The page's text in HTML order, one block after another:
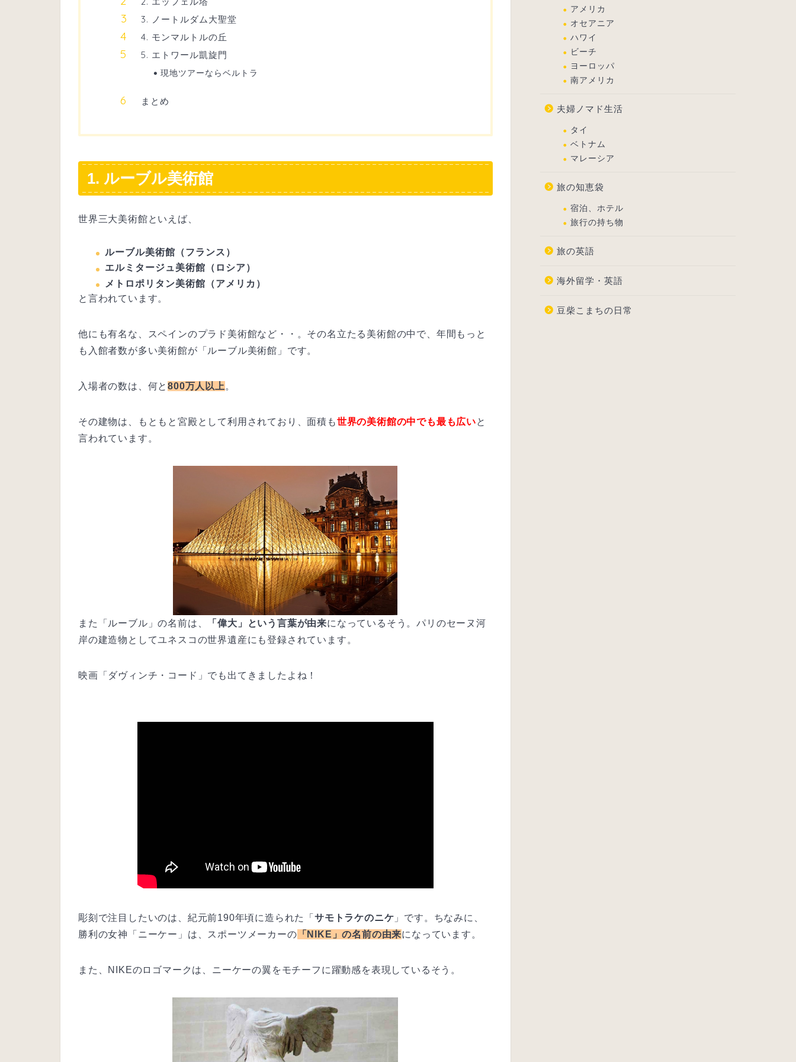
3. ノートルダム大聖堂
4. モンマルトルの丘
5. エトワール凱旋門
現地ツアーならベルトラ
まとめ
1. ルーブル美術館
世界三大美術館といえば、
ルーブル美術館（フランス）
エルミタージュ美術館（ロシア）
メトロポリタン美術館（アメリカ）
と言われています。
他にも有名な、スペインのプラド美術館など・・。その名立たる美術館の中で、年間もっと
も入館者数が多い美術館が「ルーブル美術館」です。
入場者の数は、何と800万人以上 。
その建物は、もともと宮殿として利用されており、面積も世界の美術館の中でも最も広いと
言われています。
また「ルーブル」の名前は、 「偉大」という言葉が由来になっているそう。パリのセーヌ河
岸の建造物としてユネスコの世界遺産にも登録されています。
映画「ダヴィンチ・コード」でも出てきましたよね！
彫刻で注目したいのは、紀元前190年頃に造られた「 サモトラケのニケ 」です。ちなみに、
勝利の女神「ニーケー」は、スポーツメーカーの 「NIKE」の名前の由来になっています。
また、NIKEのロゴマークは、ニーケーの翼をモチーフに躍動感を表現しているそう。
アメリカ
オセアニア
ハワイ
ビーチ
ヨーロッパ
南アメリカ
夫婦ノマド生活
タイ
ベトナム
マレーシア
旅の知恵袋
宿泊、ホテル
旅行の持ち物
旅の英語
海外留学・英語
豆柴こまちの日常